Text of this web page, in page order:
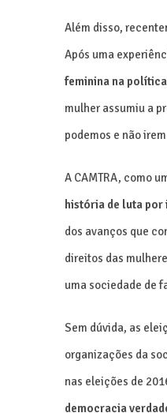
Além disso,
Após uma
feminina na
mulher assumiu a
podemos e não
A CAMTRA, como
história de luta por
dos avanços que
direitos das
uma sociedade de
Sem dúvida, as
organizações da
nas eleições de
democracia